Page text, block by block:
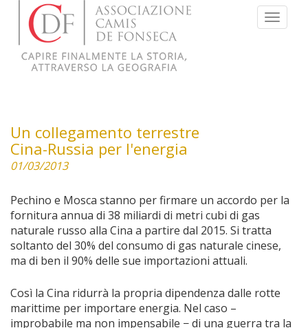
Menu
Un collegamento terrestre
Cina-Russia per l'energia
01/03/2013
Pechino e Mosca stanno per firmare un accordo per la
fornitura annua di 38 miliardi di metri cubi di gas
naturale russo alla Cina a partire dal 2015. Si tratta
soltanto del 30% del consumo di gas naturale cinese,
ma di ben il 90% delle sue importazioni attuali.
Così la Cina ridurrà la propria dipendenza dalle rotte
marittime per importare energia. Nel caso –
improbabile ma non impensabile − di una guerra tra la